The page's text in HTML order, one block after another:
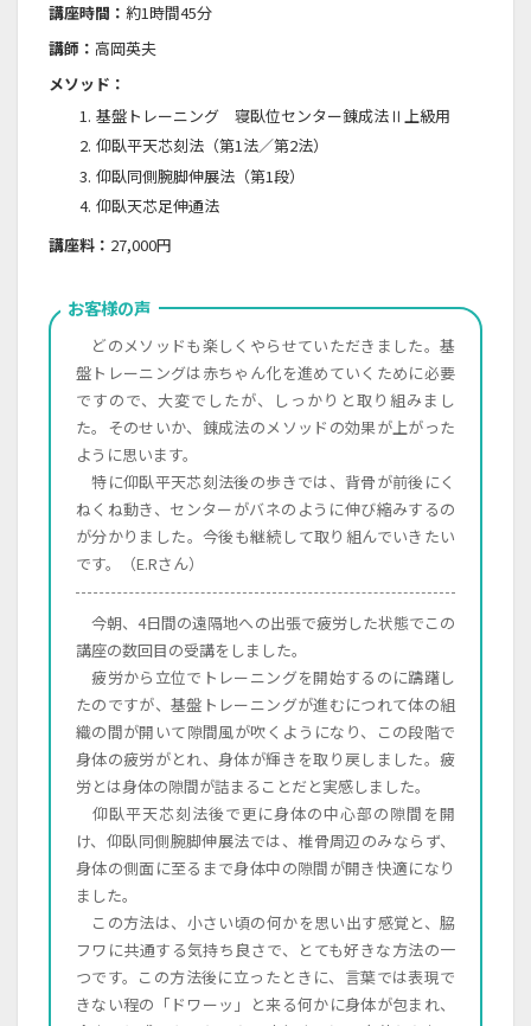
講座時間： 約1時間45分
講師： 高岡英夫
メソッド：
基盤トレーニング 寝臥位センター錬成法Ⅱ上級用
仰臥平天芯刻法（第1法／第2法）
仰臥同側腕脚伸展法（第1段）
仰臥天芯足伸通法
講座料： 27,000円
お客様の声
どのメソッドも楽しくやらせていただきました。基
盤トレーニングは赤ちゃん化を進めていくために必要
ですので、大変でしたが、しっかりと取り組みまし
た。そのせいか、錬成法のメソッドの効果が上がった
ように思います。
特に仰臥平天芯刻法後の歩きでは、背骨が前後にく
ねくね動き、センターがバネのように伸び縮みするの
が分かりました。今後も継続して取り組んでいきたい
です。（E.Rさん）
今朝、4日間の遠隔地への出張で疲労した状態でこの
講座の数回目の受講をしました。
疲労から立位でトレーニングを開始するのに躊躇し
たのですが、基盤トレーニングが進むにつれて体の組
織の間が開いて隙間風が吹くようになり、この段階で
身体の疲労がとれ、身体が輝きを取り戻しました。疲
労とは身体の隙間が詰まることだと実感しました。
仰臥平天芯刻法後で更に身体の中心部の隙間を開
け、仰臥同側腕脚伸展法では、椎骨周辺のみならず、
身体の側面に至るまで身体中の隙間が開き快適になり
ました。
この方法は、小さい頃の何かを思い出す感覚と、脇
フワに共通する気持ち良さで、とても好きな方法の一
つです。この方法後に立ったときに、言葉では表現で
きない程の「ドワーッ」と来る何かに身体が包まれ、